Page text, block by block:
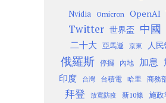
Nvidia Omicron OpenAI
Twitter 世界盃 中國
二十大 亞馬遜 京東 人
俄羅斯 停擺 內地 加息
印度
台灣 台積電 哈里 商務
拜登 放寬防疫 新10條 施